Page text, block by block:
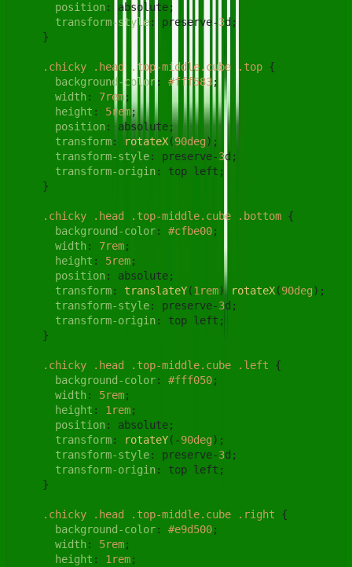
position: absolute;
transform-style: preserve-3d;
    }
.chicky .head .top-middle.cube .top {
background-color: #fff583;
width: 7rem;
height : 5rem;
position: absolute;
transform: rotateX(90deg);
transform-style: preserve-3d;
transform-origin: top left;
    }
.chicky .head .top-middle.cube .bottom {
background-color: #cfbe00;
width: 7rem;
height : 5rem;
position: absolute;
transform: translateY(1rem) rotateX(90deg);
transform-style: preserve-3d;
transform-origin: top left;
    }
.chicky .head .top-middle.cube .left {
background-color: #fff050;
width: 5rem;
height : 1rem;
position: absolute;
transform: rotateY(-90deg);
transform-style: preserve-3d;
transform-origin: top left;
    }
.chicky .head .top-middle.cube .right {
background-color: #e9d500;
width: 5rem;
height : 1rem;